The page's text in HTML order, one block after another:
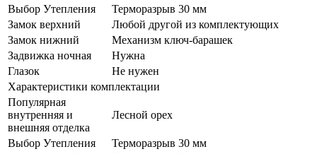
Выбор Утепления
Терморазрыв 30 мм
Замок верхний
Любой другой из комплектующих
Замок нижний
Механизм ключ-барашек
Задвижка ночная
Нужна
Глазок
Не нужен
Характеристики комплектации
Популярная
внутренняя и
внешняя отделка
Лесной орех
Выбор Утепления
Терморазрыв 30 мм